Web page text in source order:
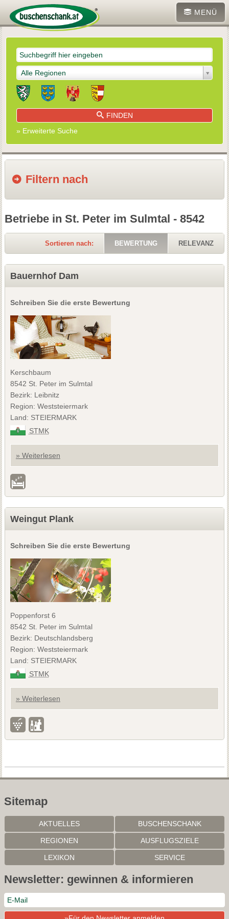
MENÜ
Alle Regionen
FINDEN
» Erweiterte Suche
Filtern nach
Betriebe in St. Peter im Sulmtal - 8542
Sortieren nach: BEWERTUNG RELEVANZ
Bauernhof Dam
Schreiben Sie die erste Bewertung
Kerschbaum
8542 St. Peter im Sulmtal
Bezirk: Leibnitz
Region: Weststeiermark
Land: STEIERMARK
STMK
» Weiterlesen
Weingut Plank
Schreiben Sie die erste Bewertung
Poppenforst 6
8542 St. Peter im Sulmtal
Bezirk: Deutschlandsberg
Region: Weststeiermark
Land: STEIERMARK
STMK
» Weiterlesen
Sitemap
AKTUELLES BUSCHENSCHANK
REGIONEN AUSFLUGSZIELE
LEXIKON SERVICE
Newsletter: gewinnen & informieren